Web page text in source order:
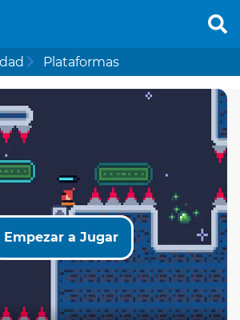
Plataformas
Empezar a Jugar